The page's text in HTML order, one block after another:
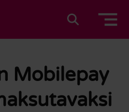
Mobilepay